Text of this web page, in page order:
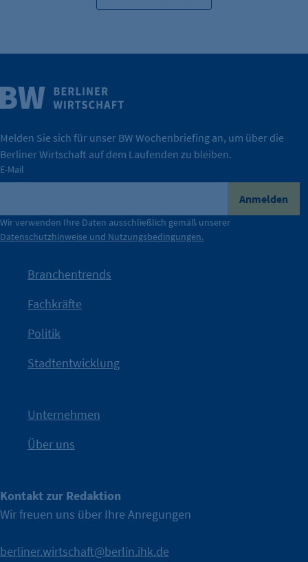
IHK Berlin. Offizieller Unterstützer der Berliner Wirtschaft.
Nach einer aufmerksamkeitsstarken Teaserphase geht die
Kampagne der IHK Berlin in die nächste Stufe. Mit
IHK?“wurde bewusst Neugier geweckt und Gespräche
mit Haltung.
Die Unternehmer stehen stellvertretend für die Vielfalt
der Berliner Wirtschaft.
Durch ihre Perspektiven wird deutlich, was der Claim
konkret bedeutet – und wie die IHK Berlin Unternehmen
tatsächlich unterstützt.
Wirtschaft.
Weitere Infos
Melden Sie sich für unser BW Wochenbriefing an, um über die
Berliner Wirtschaft auf dem Laufenden zu bleiben.
E-Mail
Anmelden
Wir verwenden Ihre Daten ausschließlich gemäß unserer
Datenschutzhinweise und Nutzungsbedingungen.
Branchentrends
Fachkräfte
Politik
Stadtentwicklung
Unternehmen
Über uns
Kontakt zur Redaktion
Wir freuen uns über Ihre Anregungen
berliner.wirtschaft@berlin.ihk.de